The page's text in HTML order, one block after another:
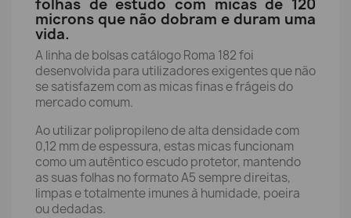
folhas de estudo com micas de 120
microns que não dobram e duram uma
vida.
A linha de bolsas catálogo Roma 182 foi
desenvolvida para utilizadores exigentes que não
se satisfazem com as micas finas e frágeis do
mercado comum.
Ao utilizar polipropileno de alta densidade com
0,12 mm de espessura, estas micas funcionam
como um autêntico escudo protetor, mantendo
as suas folhas no formato A5 sempre direitas,
limpas e totalmente imunes à humidade, poeira
ou dedadas.